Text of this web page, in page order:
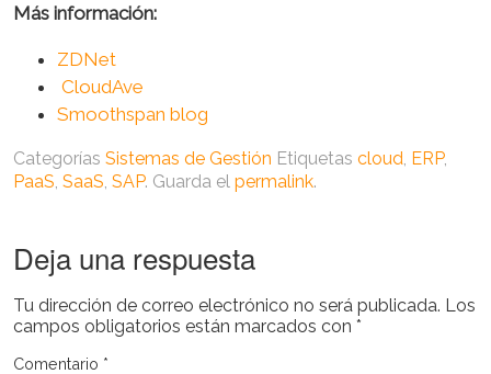
Más información:
ZDNet
CloudAve
Smoothspan blog
Categorías Sistemas de Gestión Etiquetas cloud ERP,
PaaS SaaS SAP. Guarda el permalink.
Deja una respuesta
Tu dirección de correo electrónico no será publicada. Los
campos obligatorios están marcados con *
Comentario *